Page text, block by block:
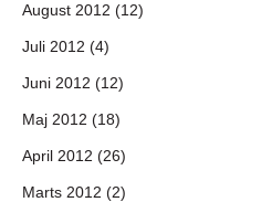
August 2012 (12)
Juli 2012 (4)
Juni 2012 (12)
Maj 2012 (18)
April 2012 (26)
Marts 2012 (2)